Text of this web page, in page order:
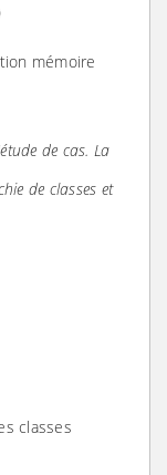
mémoire
de cas. La
de classes et
classes